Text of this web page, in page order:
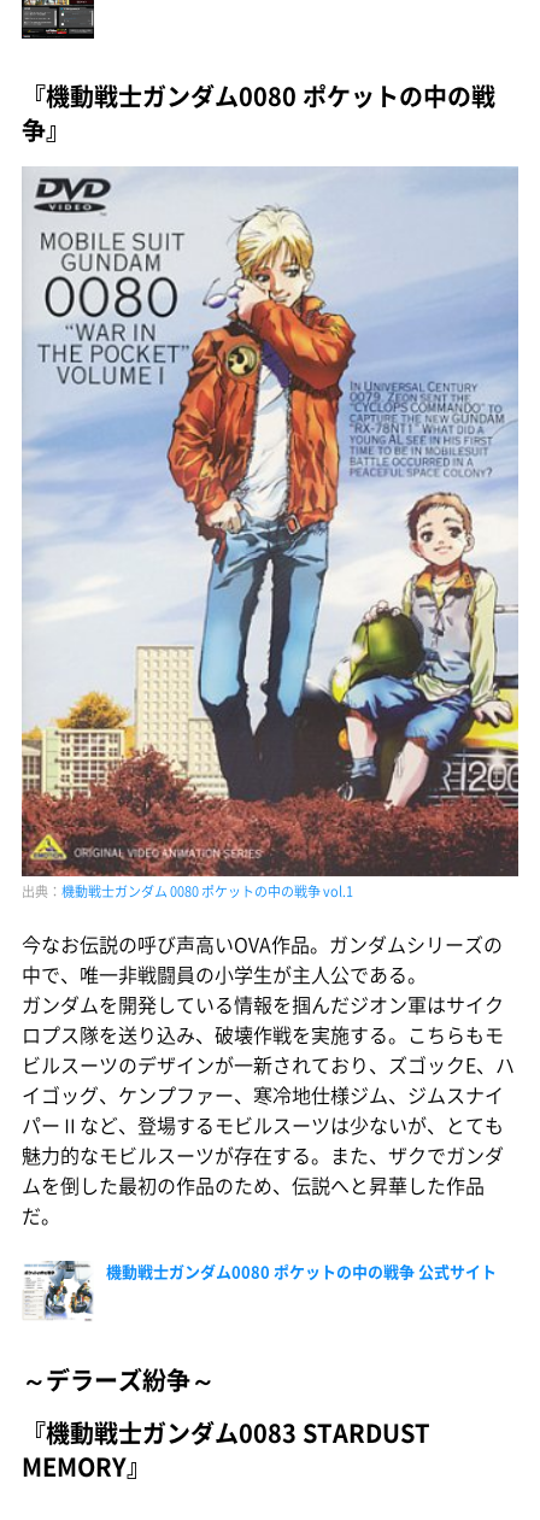
『機動戦士ガンダム0080 ポケットの中の戦
争』
出典： 機動戦士ガンダム 0080 ポケットの中の戦争 vol.1
今なお伝説の呼び声高いOVA作品。ガンダムシリーズの
中で、唯一非戦闘員の小学生が主人公である。
ガンダムを開発している情報を掴んだジオン軍はサイク
ロプス隊を送り込み、破壊作戦を実施する。こちらもモ
ビルスーツのデザインが一新されており、ズゴックE、ハ
イゴッグ、ケンプファー、寒冷地仕様ジム、ジムスナイ
パーⅡなど、登場するモビルスーツは少ないが、とても
魅力的なモビルスーツが存在する。また、ザクでガンダ
ムを倒した最初の作品のため、伝説へと昇華した作品
だ。
機動戦士ガンダム0080 ポケットの中の戦争 公式サイト
～デラーズ紛争～
『機動戦士ガンダム0083 STARDUST
MEMORY』